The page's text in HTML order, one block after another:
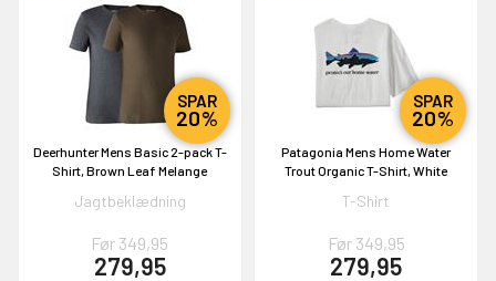
SPAR
20%
Deerhunter Mens Basic 2-pack T-
Shirt, Brown Leaf Melange
Jagtbeklædning
Før 349,95
279,95
SPAR
20%
Patagonia Mens Home Water
Trout Organic T-Shirt, White
T-Shirt
Før 349,95
279,95